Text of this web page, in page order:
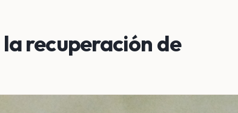
recuperación de